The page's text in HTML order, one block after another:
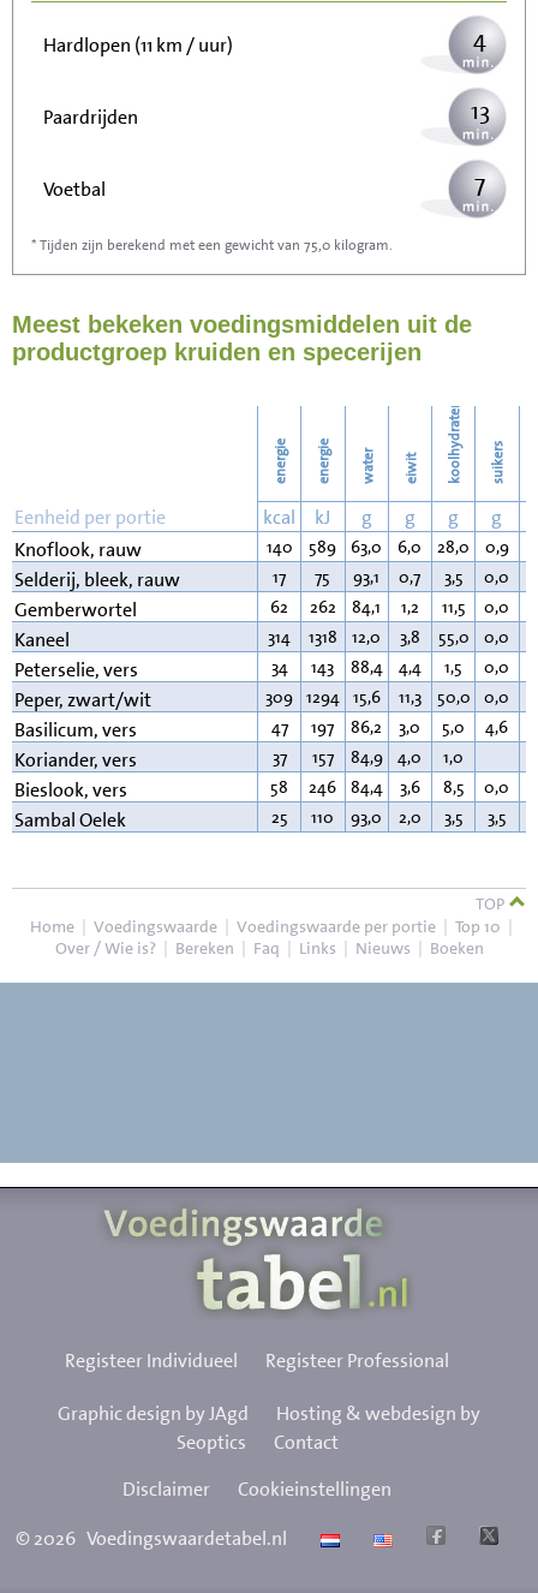
Hardlopen (11 km / uur) 4
Paardrijden 13
Voetbal 7
Stofzuigen
Strijken 22
26
* Tijden zijn berekend met een gewicht van 75,0 kilogram.
Meest bekeken voedingsmiddelen uit de
productgroep kruiden en specerijen
energie energie water eiwit koolhydraten suikers
Eenheid per portie kcal kJ g g g g
Knoflook, rauw
140 589 63,0 6,0 28,0 0,9
Selderij, bleek, rauw 17 75 93,1 0,7 3,5 0,0
Gemberwortel 62 262 84,1 1,2 11,5 0,0
Kaneel 314 1318 12,0 3,8 55,0 0,0
Peterselie, vers 34 143 88,4 4,4 1,5 0,0
Peper, zwart/wit 309 1294 15,6 11,3 50,0 0,0
Basilicum, vers 47 197 86,2 3,0 5,0 4,6
Koriander, vers 37 157 84,9 4,0 1,0
Bieslook, vers 58 246 84,4 3,6 8,5 0,0
Sambal Oelek 25 110 93,0 2,0 3,5 3,5
TOP
Home | Voedingswaarde | Voedingswaarde per portie | Top 10 |
Over / Wie is? | Bereken | Faq | Links | Nieuws | Boeken
Registeer Individueel Registeer Professional
Graphic design by JAgd
Hosting & webdesign by
Seoptics
Contact
Disclaimer
Cookieinstellingen
©2026 Voedingswaardetabel.nl